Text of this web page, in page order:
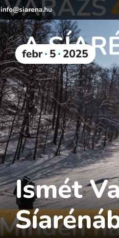
info@siarena.hu
Ismét
febr 5 2025